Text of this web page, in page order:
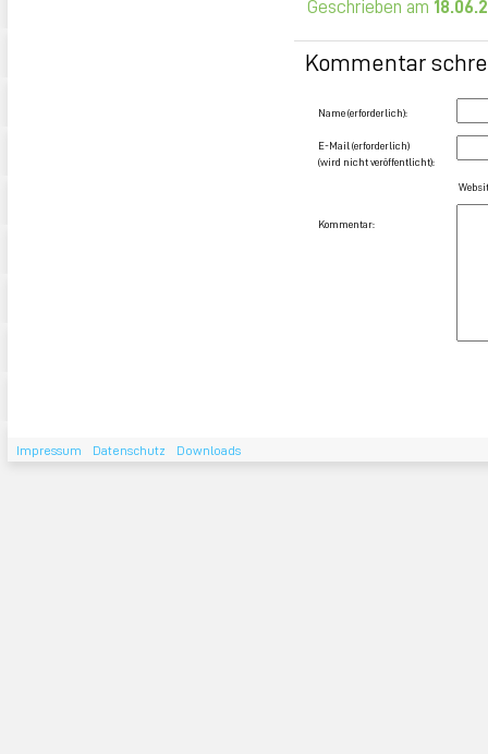
Geschrieben am
Kommentar
Name (erforderlich):
E-Mail (erforderlich)
(wird nicht veröffentlicht):
Kommentar:
Impressum Datenschutz Downloads